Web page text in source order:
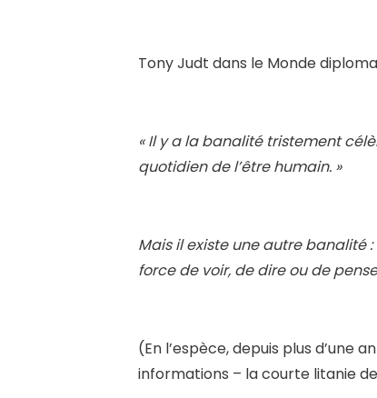
Tony Judt dans le Monde
« Il y a la banalité tristement
quotidien de l’être humain. »
Mais il existe une autre banalité
force de voir, de dire ou de
(En l’espèce, depuis plus d’une
informations – la courte litanie